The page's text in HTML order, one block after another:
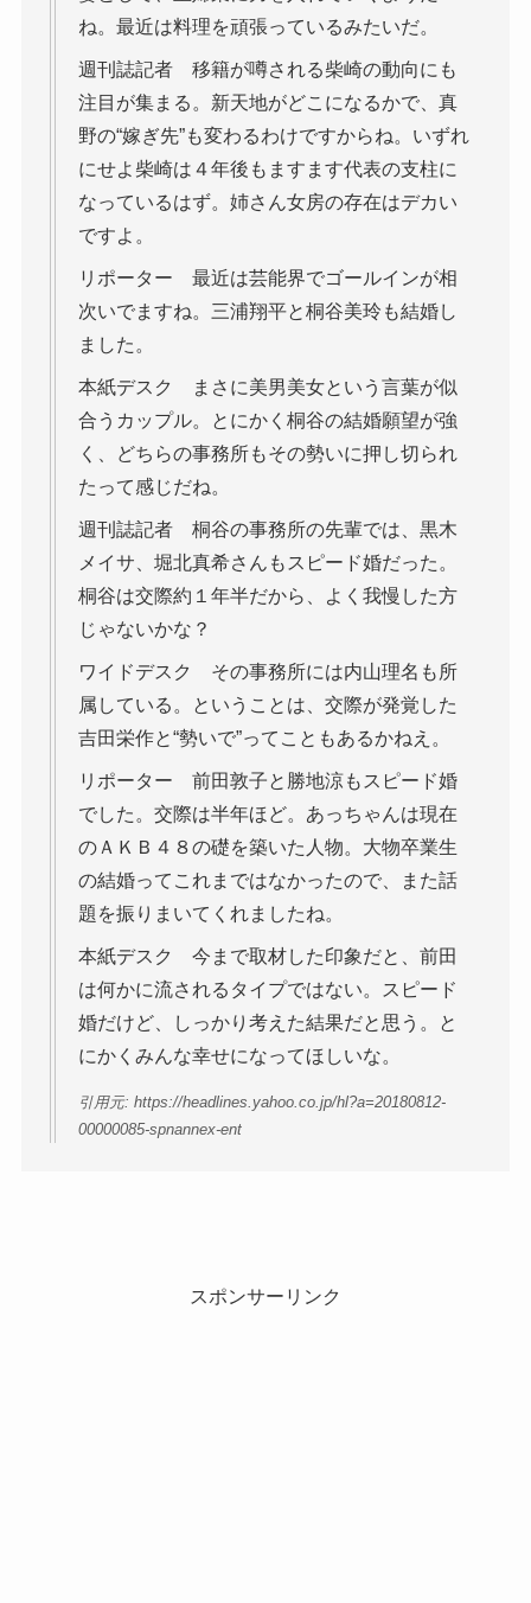
ね。最近は料理を頑張っているみたいだ。
週刊誌記者 移籍が噂される柴崎の動向にも
注目が集まる。新天地がどこになるかで、真
野の“嫁ぎ先”も変わるわけですからね。いずれ
にせよ柴崎は４年後もますます代表の支柱に
なっているはず。姉さん女房の存在はデカい
ですよ。
リポーター 最近は芸能界でゴールインが相
次いでますね。三浦翔平と桐谷美玲も結婚し
ました。
本紙デスク まさに美男美女という言葉が似
合うカップル。とにかく桐谷の結婚願望が強
く、どちらの事務所もその勢いに押し切られ
たって感じだね。
週刊誌記者 桐谷の事務所の先輩では、黒木
メイサ、堀北真希さんもスピード婚だった。
桐谷は交際約１年半だから、よく我慢した方
じゃないかな？
ワイドデスク その事務所には内山理名も所
属している。ということは、交際が発覚した
吉田栄作と“勢いで”ってこともあるかねえ。
リポーター 前田敦子と勝地涼もスピード婚
でした。交際は半年ほど。あっちゃんは現在
のＡＫＢ４８の礎を築いた人物。大物卒業生
の結婚ってこれまではなかったので、また話
題を振りまいてくれましたね。
本紙デスク 今まで取材した印象だと、前田
は何かに流されるタイプではない。スピード
婚だけど、しっかり考えた結果だと思う。と
にかくみんな幸せになってほしいな。
引用元: https://headlines.yahoo.co.jp/hl?a=20180812-
00000085-spnannex-ent
スポンサーリンク